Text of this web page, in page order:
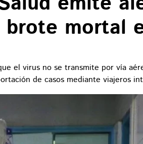
mortal
el virus no se transmite por vía
de casos mediante viajeros